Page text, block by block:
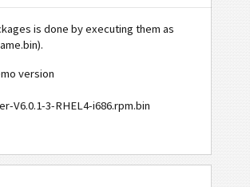
is done by executing them as
version
V6.0.1-3-RHEL4-i686.rpm.bin